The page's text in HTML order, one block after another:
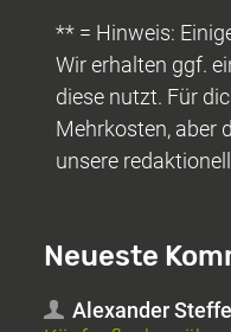
** = Hinweis:
Wir erhalten ggf.
diese nutzt. Für
Mehrkosten, aber
unsere
Neueste
Alexander